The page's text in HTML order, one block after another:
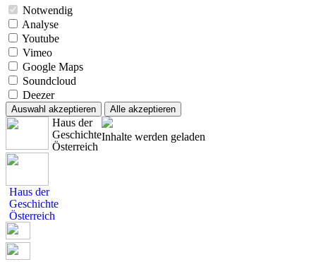
Notwendig
Analyse
Youtube
Vimeo
Google Maps
Soundcloud
Deezer
Auswahl akzeptieren Alle akzeptieren
Haus der
Geschichte
Österreich
Inhalte werden geladen
Haus der
Geschichte
Österreich